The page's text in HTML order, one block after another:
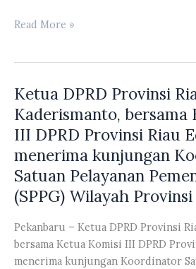
Ketua
Sejahtera
(PKS)
Provinsi
Riau
Ayat
Cahyadi,
menggelar
silaturahmi
bersama
Wankar
Read More »
Ketua DPRD Provinsi
Kaderismanto, bersama
III DPRD Provinsi Riau
menerima kunjungan
Satuan Pelayanan
(SPPG) Wilayah
Pekanbaru – Ketua DPRD Provinsi
bersama Ketua Komisi III DPRD
menerima kunjungan Koordinator